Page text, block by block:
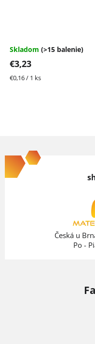
Skladom (>15 balenie)
€3,23
Jednotková
€0,16 / 1 ks
á
p
Česká u
Po -